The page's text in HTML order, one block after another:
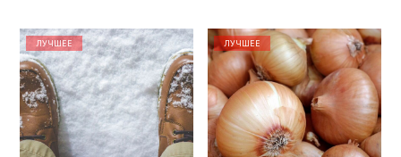
ЛУЧШЕЕ ЛУЧШЕЕ